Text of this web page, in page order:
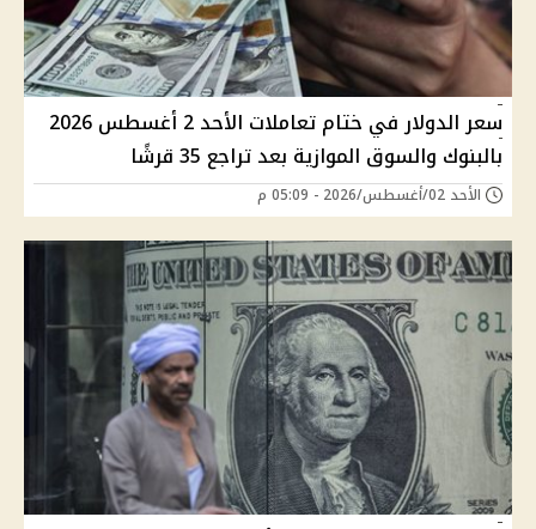
سعر الدولار في ختام تعاملات الأحد 2 أغسطس 2026
بالبنوك والسوق الموازية بعد تراجع 35 قرشًا
الأحد 02/أغسطس/2026 - 05:09 م